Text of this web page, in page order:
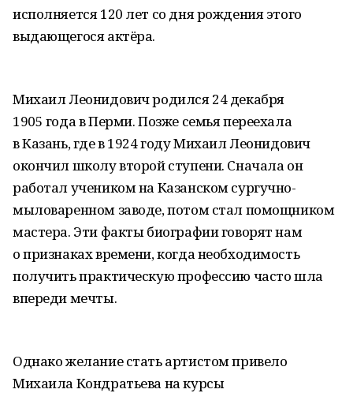
исполняется 120 лет со дня рождения этого
выдающегося актёра.
Михаил Леонидович родился 24 декабря
1905 года в Перми. Позже семья переехала
в Казань, где в 1924 году Михаил Леонидович
окончил школу второй ступени. Сначала он
работал учеником на Казанском сургучно-
мыловаренном заводе, потом стал помощником
мастера. Эти факты биографии говорят нам
о признаках времени, когда необходимость
получить практическую профессию часто шла
впереди мечты.
Однако желание стать артистом привело
Михаила Кондратьева на курсы